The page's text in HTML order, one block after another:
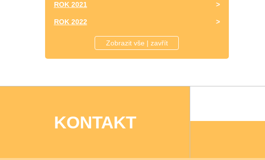
ROK 2021
ROK 2022
Zobrazit vše | zavřít
KONTAKT